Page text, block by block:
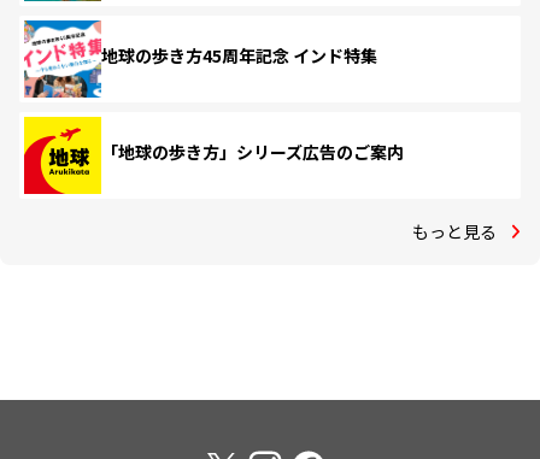
地球の歩き方45周年記念 インド特集
「地球の歩き方」シリーズ広告のご案内
もっと見る